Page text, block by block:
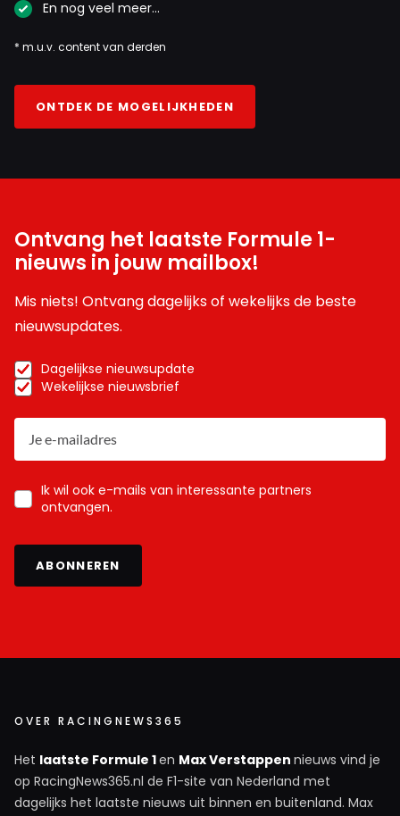
En nog veel meer…
* m.u.v. content van derden
ONTDEK DE MOGELIJKHEDEN
Ontvang het laatste Formule 1-
nieuws in jouw mailbox!
Mis niets! Ontvang dagelijks of wekelijks de beste
nieuwsupdates.
Dagelijkse nieuwsupdate
Wekelijkse nieuwsbrief
Ik wil ook e-mails van interessante partners
ontvangen.
ABONNEREN
OVER RACINGNEWS365
Het laatste Formule 1en Max Verstappen nieuws vind je
op RacingNews365.nl de F1-site van Nederland met
dagelijks het laatste nieuws uit binnen en buitenland. Max